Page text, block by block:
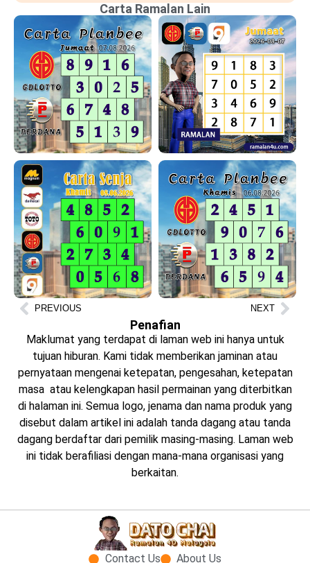
Carta Ramalan Lain
PREVIOUS NEXT
Penafian
Maklumat yang terdapat di laman web ini hanya untuk
tujuan hiburan. Kami tidak memberikan jaminan atau
pernyataan mengenai ketepatan, pengesahan, ketepatan
masa atau kelengkapan hasil permainan yang diterbitkan
di halaman ini. Semua logo, jenama dan nama produk yang
disebut dalam artikel ini adalah tanda dagang atau tanda
dagang berdaftar dari pemilik masing-masing. Laman web
ini tidak berafiliasi dengan mana-mana organisasi yang
berkaitan.
Contact Us About Us